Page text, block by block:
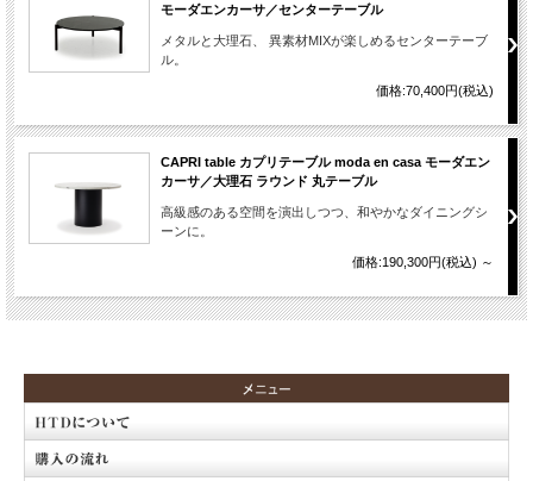
モーダエンカーサ／センターテーブル
メタルと大理石、 異素材MIXが楽しめるセンターテーブ
ル。
価格:70,400円(税込)
CAPRI table カプリテーブル moda en casa モーダエン
カーサ／大理石 ラウンド 丸テーブル
高級感のある空間を演出しつつ、和やかなダイニングシ
ーンに。
価格:190,300円(税込) ～